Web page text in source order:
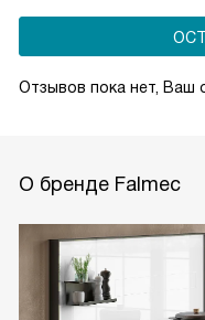
Отзывов пока нет, Ваш
О бренде Falmec